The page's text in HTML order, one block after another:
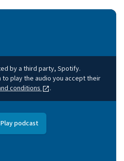
by a third party, Spotify.
play the audio you accept their
conditions
.
Play podcast